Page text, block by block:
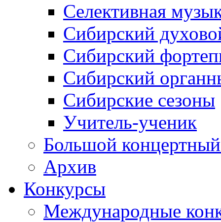
Селективная
Сибирский
Сибирский
Сибирский
Сибирские сезоны
Учитель-ученик
Большой концертный
Архив
Конкурсы
Международные